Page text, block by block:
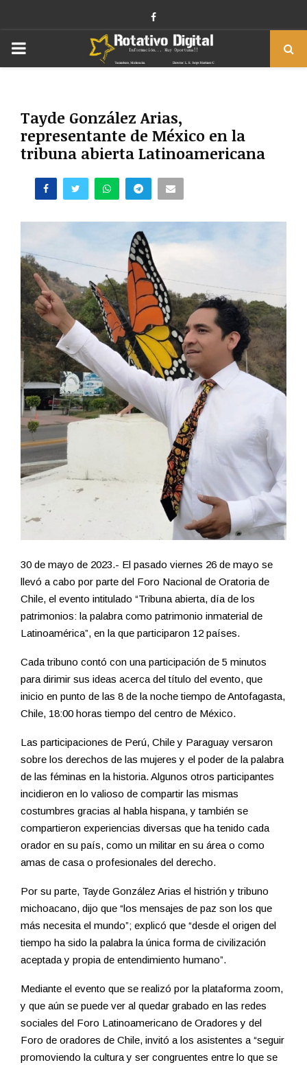
Facebook
PRIMARY
Tayde González Arias,
representante de México en la
tribuna abierta Latinoamericana
30 de mayo de 2023.- El pasado viernes 26 de mayo se
llevó a cabo por parte del Foro Nacional de Oratoria de
Chile, el evento intitulado “Tribuna abierta, día de los
patrimonios: la palabra como patrimonio inmaterial de
Latinoamérica”, en la que participaron 12 países.
Cada tribuno contó con una participación de 5 minutos
para dirimir sus ideas acerca del título del evento, que
inicio en punto de las 8 de la noche tiempo de Antofagasta,
Chile, 18:00 horas tiempo del centro de México.
Las participaciones de Perú, Chile y Paraguay versaron
sobre los derechos de las mujeres y el poder de la palabra
de las féminas en la historia. Algunos otros participantes
incidieron en lo valioso de compartir las mismas
costumbres gracias al habla hispana, y también se
compartieron experiencias diversas que ha tenido cada
orador en su país, como un militar en su área o como
amas de casa o profesionales del derecho.
Por su parte, Tayde González Arias el histrión y tribuno
michoacano, dijo que “los mensajes de paz son los que
más necesita el mundo”; explicó que “desde el origen del
tiempo ha sido la palabra la única forma de civilización
aceptada y propia de entendimiento humano”.
Mediante el evento que se realizó por la plataforma zoom,
y que aún se puede ver al quedar grabado en las redes
sociales del Foro Latinoamericano de Oradores y del
Foro de oradores de Chile, invitó a los asistentes a “seguir
promoviendo la cultura y ser congruentes entre lo que se